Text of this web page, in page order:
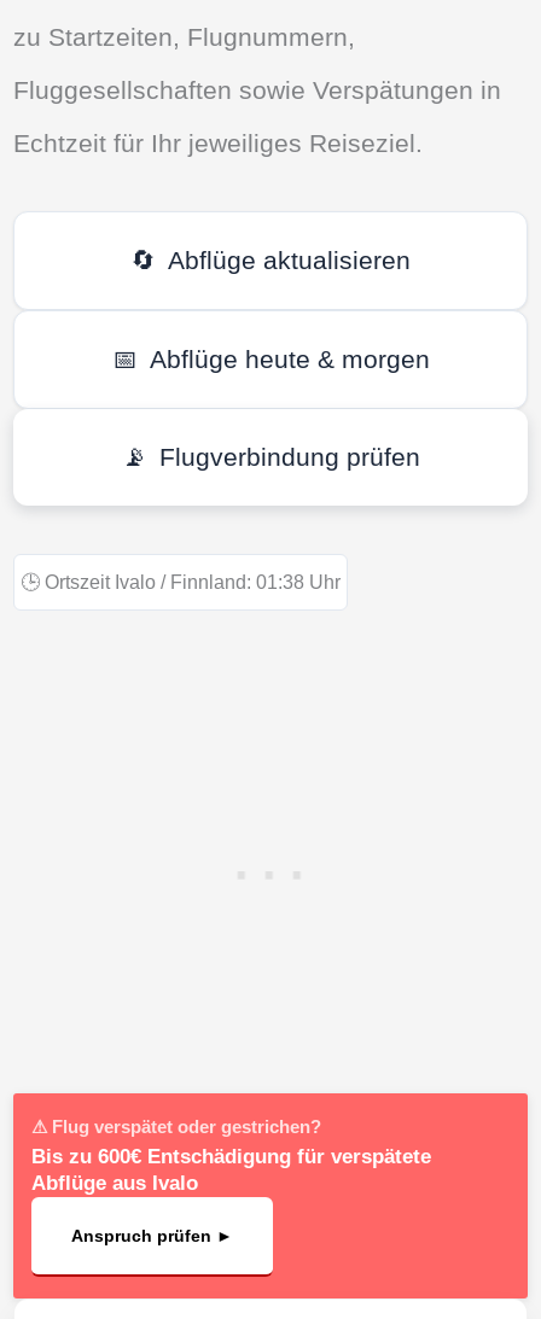
zu Startzeiten, Flugnummern,
Fluggesellschaften sowie Verspätungen in
Echtzeit für Ihr jeweiliges Reiseziel.
🔄 Abflüge aktualisieren
📅 Abflüge heute & morgen
📡 Flugverbindung prüfen
🕒 Ortszeit Ivalo / Finnland: 01:38 Uhr
⚠ Flug verspätet oder gestrichen?
Bis zu 600€ Entschädigung für verspätete
Abflüge aus Ivalo
Anspruch prüfen ►